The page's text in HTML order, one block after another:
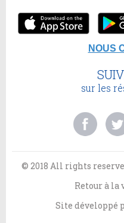
NOUS
sur les
© 2018 All rights
Retour à la
Site développé